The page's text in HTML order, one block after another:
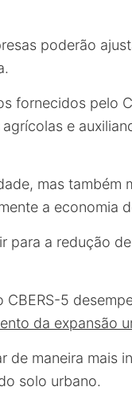
poderão
fornecidos pelo
e
mas também
a economia
para a redução
CBERS-5
da expansão
de maneira mais
solo urbano.